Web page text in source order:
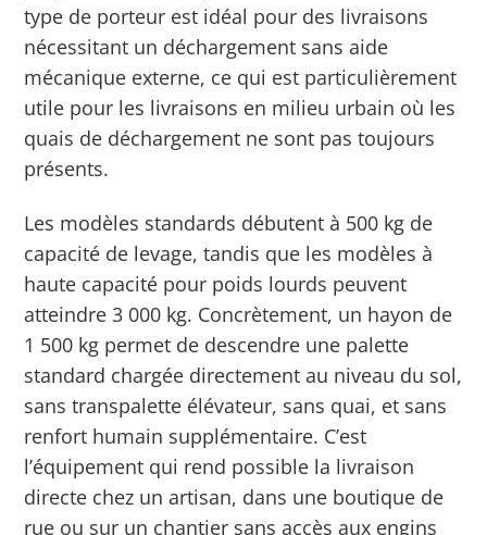
type de porteur est idéal pour des livraisons
nécessitant un déchargement sans aide
mécanique externe, ce qui est particulièrement
utile pour les livraisons en milieu urbain où les
quais de déchargement ne sont pas toujours
présents.
Les modèles standards débutent à 500 kg de
capacité de levage, tandis que les modèles à
haute capacité pour poids lourds peuvent
atteindre 3 000 kg. Concrètement, un hayon de
1 500 kg permet de descendre une palette
standard chargée directement au niveau du sol,
sans transpalette élévateur, sans quai, et sans
renfort humain supplémentaire. C’est
l’équipement qui rend possible la livraison
directe chez un artisan, dans une boutique de
rue ou sur un chantier sans accès aux engins